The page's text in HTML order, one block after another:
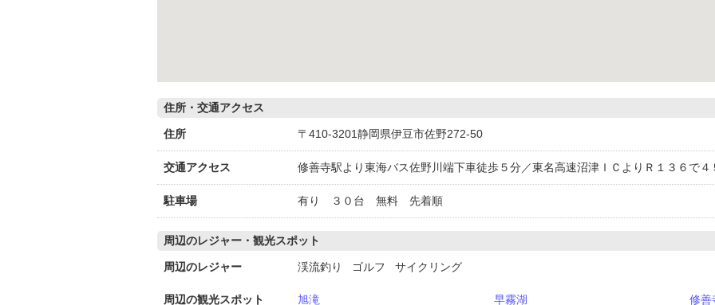
住所・交通アクセス
住所 〒410-3201静岡県伊豆市佐野272-50
交通アクセス 修善寺駅より東海バス佐野川端下車徒歩５分／東名高速沼津ＩＣよりＲ１３６で４
駐車場 有り ３０台 無料 先着順
周辺のレジャー・観光スポット
周辺のレジャー 渓流釣り ゴルフ サイクリング
周辺の観光スポット 旭滝 早霧湖
修善